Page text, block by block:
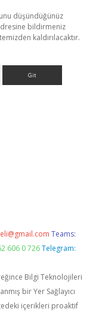
düşündüğünüz
bildirmeniz
kaldırılacaktır.
Teams:
606 0 726 Telegram:
Bilgi Teknolojileri
bir Yer Sağlayıcı
içerikleri proaktif